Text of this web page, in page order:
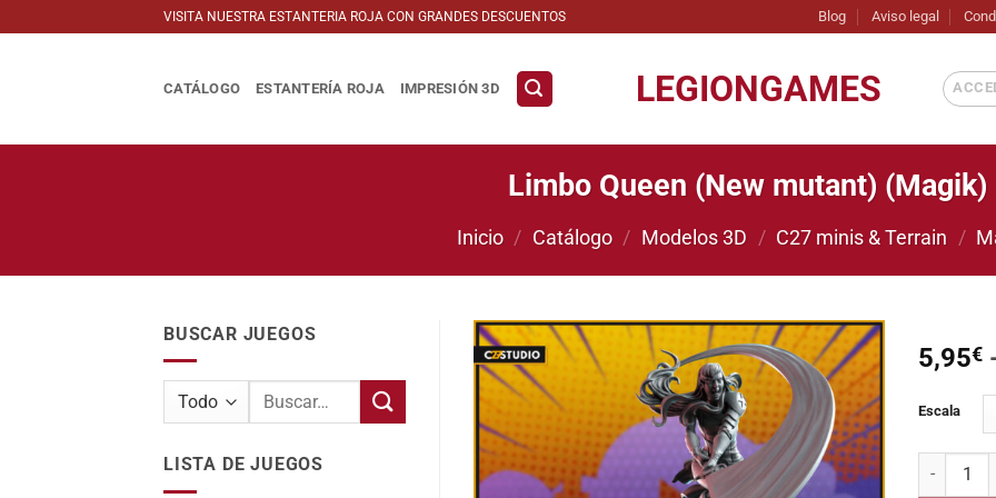
al
VISITA NUESTRA ESTANTERIA ROJA CON GRANDES DESCUENTOS Blog Aviso legal
LEGIONGAMES
CATÁLOGO ESTANTERÍA ROJA IMPRESIÓN 3D
Limbo Queen (New mutant) (Magik)
Inicio / Catálogo / Modelos 3D / C27 minis & Terrain /
BUSCAR JUEGOS
Buscar
LISTA DE JUEGOS
Añadir
a la
lista de
deseos
5,95€
Escala
Limbo